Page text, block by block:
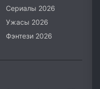
Сериалы 2026
Ужасы 2026
Фэнтези 2026